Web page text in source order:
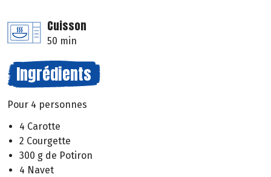
Cuisson
50 min
Ingrédients
Pour 4 personnes
4 Carotte
2 Courgette
300 g de Potiron
4 Navet